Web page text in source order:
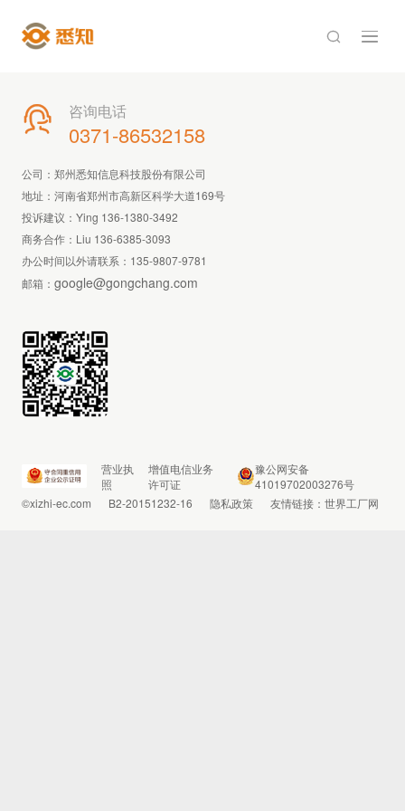

 咨询电话
0371-86532158
公司：郑州悉知信息科技股份有限公司
地址：河南省郑州市高新区科学大道169号
投诉建议：Ying 136-1380-3492
商务合作：Liu 136-6385-3093
办公时间以外请联系： 135-9807-9781
邮箱： google@gongchang.com
营业执
照
增值电信业务
许可证
豫公网安备
41019702003276号
©xizhi-ec.com
B2-20151232-16 隐私政策 友情链接： 世界工厂网